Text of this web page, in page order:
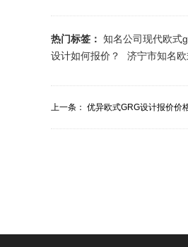
热门标签： 知名公司现代欧式
设计如何报价？
济宁市知名
上一条： 优异欧式GRG设计报价价